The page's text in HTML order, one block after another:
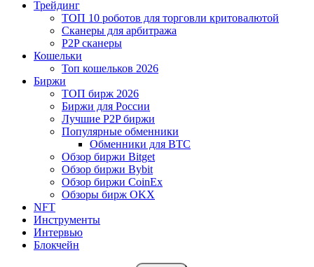
Трейдинг
ТОП 10 роботов для торговли критовалютой
Сканеры для арбитража
P2P сканеры
Кошельки
Топ кошельков 2026
Биржи
ТОП бирж 2026
Биржи для России
Лучшие P2P биржи
Популярные обменники
Обменники для BTC
Обзор биржи Bitget
Обзор биржи Bybit
Обзор биржи CoinEx
Обзоры бирж OKX
NFT
Инструменты
Интервью
Блокчейн